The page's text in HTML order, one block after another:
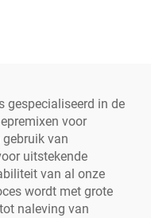
gespecialiseerd in de
voor
van
uitstekende
van al onze
wordt met grote
naleving van